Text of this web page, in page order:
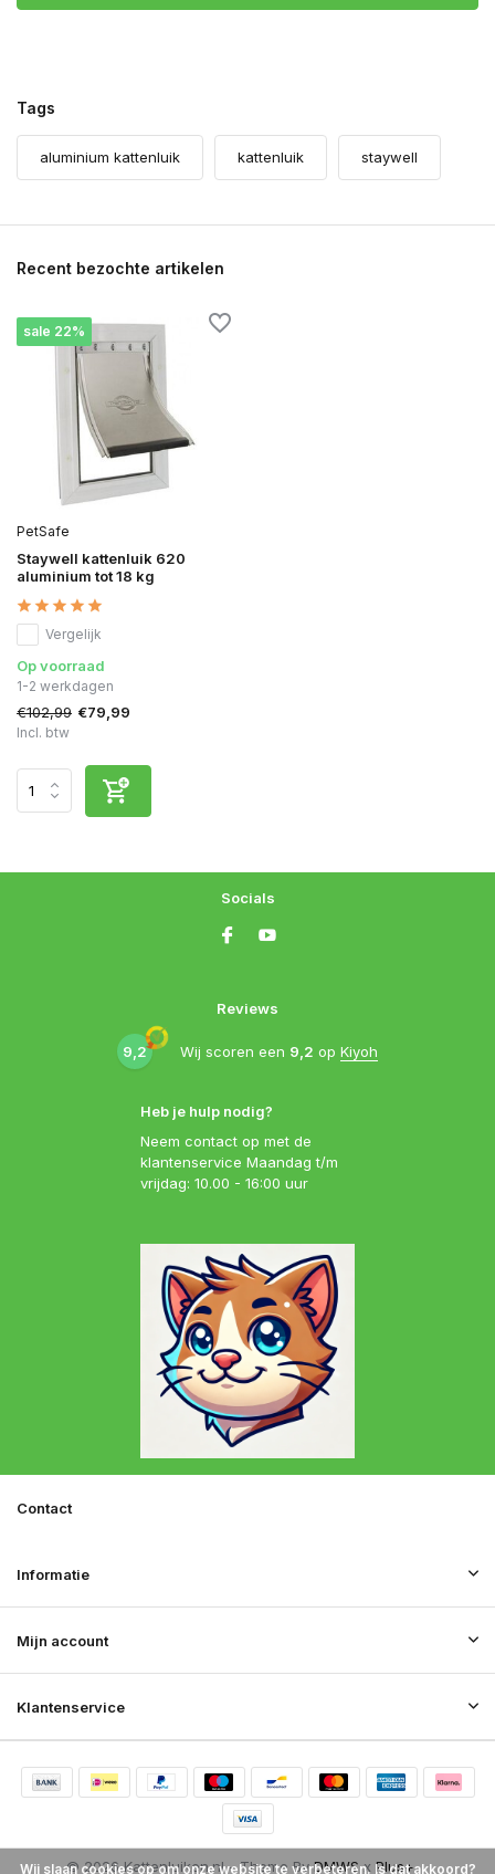
Tags
aluminium kattenluik kattenluik staywell
Recent bezochte artikelen
sale 22%
PetSafe
Staywell kattenluik 620
aluminium tot 18 kg
Vergelijk
Op voorraad
1-2 werkdagen
€102,99 €79,99
Incl. btw
Heb je hulp nodig?
Neem contact op met de
klantenservice Maandag t/m
vrijdag: 10.00 - 16:00 uur
Reviews
9,2 Wij scoren een 9,2 op Kiyoh
Socials
Klantenservice
Mijn account
Informatie
Contact
© 2026 Kattenluiken.nl - Theme ByDMWSx Plus+
Wij slaan cookies op om onze website te verbeteren. Is dat akkoord?